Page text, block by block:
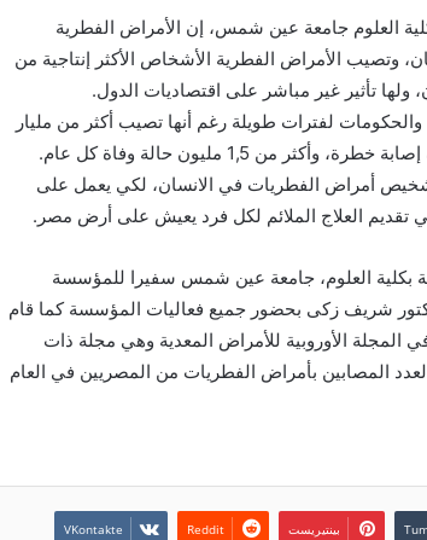
العلوم جامعة عين شمس، إن الأمراض الفطرية
وتصيب الأمراض الفطرية الأشخاص الأكثر إنتاجية من
تأثير غير مباشر على اقتصاديات الدول.
لفترات طويلة رغم أنها تصيب أكثر من مليار
أمراض الفطريات في الانسان، لكي يعمل على
العلاج الملائم لكل فرد يعيش على أرض مصر.
بكلية العلوم، جامعة عين شمس سفيرا للمؤسسة
أمراض الفطريات منذ عام 2015، وقام الدكتور شريف زكى بحضور جميع فعاليات المؤسسة كما قام
الحالة المصرية من خلال نشر بحث في عام 2017 في المجلة الأوروبية للأمراض المعدية وهي مجلة ذات
المصابين بأمراض الفطريات من المصريين في العام
بينتيريست